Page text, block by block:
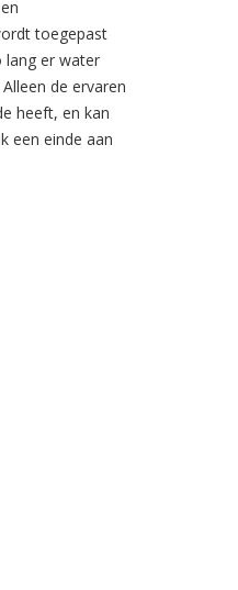
toegepast
lang er water
de ervaren
heeft, en kan
een einde aan